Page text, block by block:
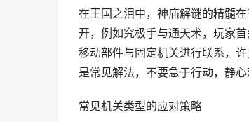
在王国之泪中，神庙解谜的精髓
开，例如究极手与通天术，玩家
移动部件与固定机关进行联系，
是常见解法，不要急于行动，静
常见机关类型的应对策略